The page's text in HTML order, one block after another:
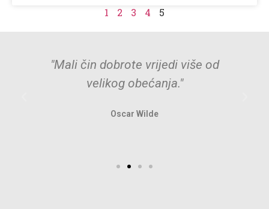
1 2 3 4 5
"Mali čin dobrote vrijedi više od
velikog obećanja."
Oscar Wilde